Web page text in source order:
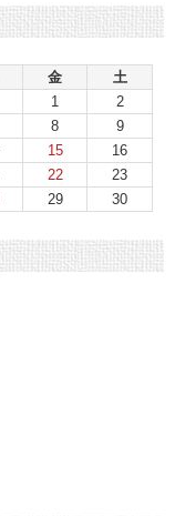
金
土
1
2
8
9
15
16
22
23
29 30